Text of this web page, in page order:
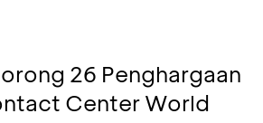
26 Penghargaan
Center World